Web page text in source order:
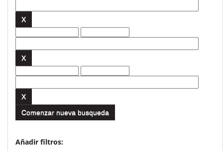
Comenzar nueva busqueda
Añadir filtros: